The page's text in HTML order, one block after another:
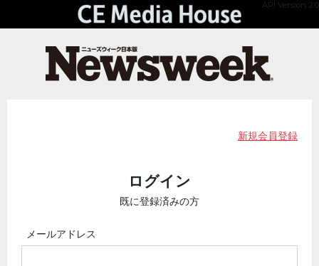
API Version 2.0
新規会員登録
ログイン
既に登録済みの方
メールアドレス